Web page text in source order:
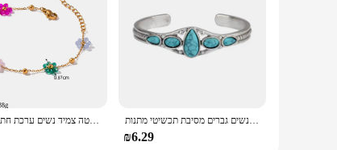
אופנה פרח צבעוני מקסים אופנה שרשרת נירוסטה צמיד נשים ערכת חתונה מתנה בציר טבעי אבן צמידי אלגנטי פתוח מתכוונן קאף צמידים לנשים גברים מסיבת תכשיטי מתנות
₪6.29